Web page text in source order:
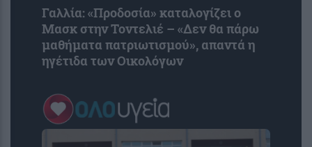
Γαλλία: «Προδοσία» καταλογίζει ο
Μασκ στην Τοντελιέ – «Δεν θα πάρω
μαθήματα πατριωτισμού», απαντά η
ηγέτιδα των Οικολόγων